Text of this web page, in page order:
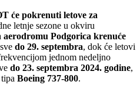
će pokrenuti letove za
letnje sezone u okviru
aerodromu Podgorica krenuće
do 29. septembra, dok će letovi
jednom nedeljno
do 23. septembra 2024. godine,
Boeing 737-800.